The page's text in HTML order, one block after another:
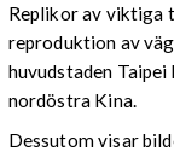
Replikor av viktiga
reproduktion av
huvudstaden
nordöstra Kina.
Dessutom visar